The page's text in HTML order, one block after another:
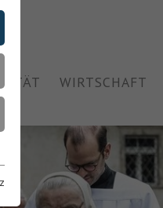
WIRTSCHAFT